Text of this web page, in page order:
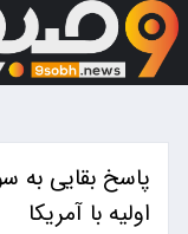
پاسخ بقایی به
اولیه با آمریکا